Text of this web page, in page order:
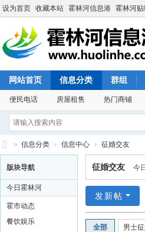
设为首页 收藏本站 霍林河信息港 霍林河
网站首页 信息分类 群组
便民电话 房屋租售 热门商铺
霍
林
河
» 信息分类 › 信息中心 › 征婚交友
版块导航
今日霍林河
霍市动态
餐饮娱乐
征婚交友 今
发新帖
全部 男士